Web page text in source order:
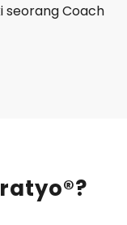
seorang Coach